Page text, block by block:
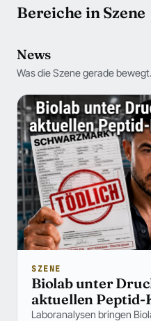
Bereiche in Szene
News
Was die Szene gerade bewegt.
SZENE
Biolab unter
aktuellen
Laboranalysen bringen